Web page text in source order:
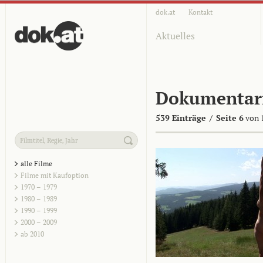
dok.at Kontakt
Aktuelles
539 Einträge / Seite 6von
alle Filme
Filme mit Kaufoption
1970 – 1979
1980 – 1989
1990 – 1999
2000 – 2009
ab 2010